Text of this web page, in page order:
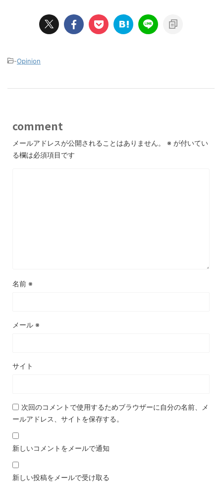
-Opinion
comment
メールアドレスが公開されることはありません。 ※ が付いてい
る欄は必須項目です
名前 ※
メール ※
サイト
次回のコメントで使用するためブラウザーに自分の名前、メ
ールアドレス、サイトを保存する。
新しいコメントをメールで通知
新しい投稿をメールで受け取る